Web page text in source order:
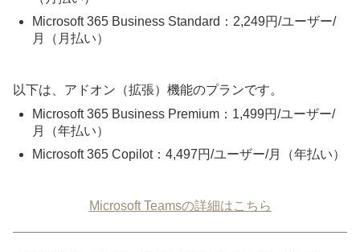
Microsoft 365 Business Standard：2,249円/ユーザー/
月（月払い）
以下は、アドオン（拡張）機能のプランです。
Microsoft 365 Business Premium：1,499円/ユーザー/
月（年払い）
Microsoft 365 Copilot：4,497円/ユーザー/月（年払い）
Microsoft Teamsの詳細はこちら